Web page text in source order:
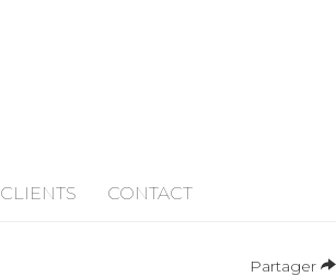
CONTACT
Partager